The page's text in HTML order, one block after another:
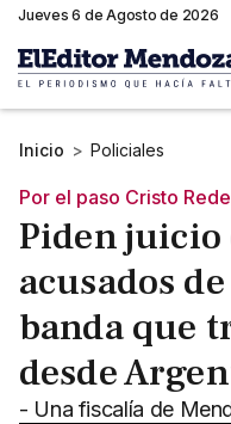
Jueves 6 de Agosto de 2026
Inicio > Policiales
Por el paso Cristo
Piden juicio
acusados
banda que
desde
- Una fiscalía de